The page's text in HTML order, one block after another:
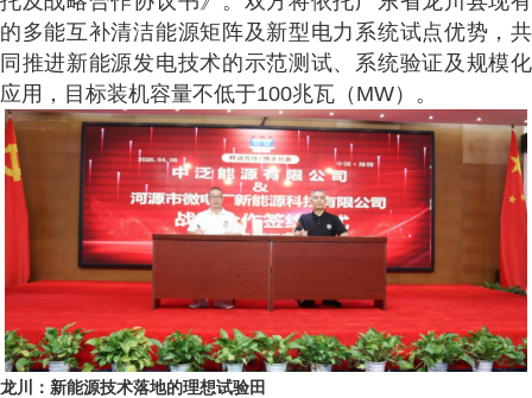
的多能互补清洁能源矩阵及新型电力系统试点优势，共
同推进新能源发电技术的示范测试、系统验证及规模化
应用，目标装机容量不低于100兆瓦（MW）。
龙川：新能源技术落地的理想试验田